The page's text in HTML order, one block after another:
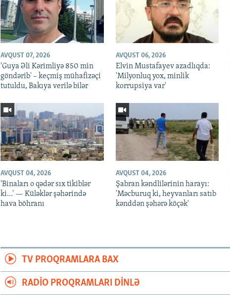
AVQUST 07, 2026
'Guya Əli Kərimliyə 850 min
göndərib' – keçmiş mühafizəçi
tutuldu, Bakıya verilə bilər
AVQUST 06, 2026
Elvin Mustafayev azadlıqda:
'Milyonluq yox, minlik
korrupsiya var'
AVQUST 04, 2026
'Binaları o qədər sıx tikiblər
ki...' — Küləklər şəhərində
hava böhranı
AVQUST 04, 2026
Şabran kəndlilərinin harayı:
'Məcburuq ki, heyvanları satıb
kənddən şəhərə köçək'
TV PROQRAMLARA BAX
RADIO PROQRAMLARI DINLƏ